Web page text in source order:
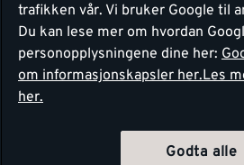
trafikken vår. Vi bruker Google til
Du kan lese mer om hvordan
personopplysningene dine her:
om informasjonskapsler her.Les
her.
Godta alle